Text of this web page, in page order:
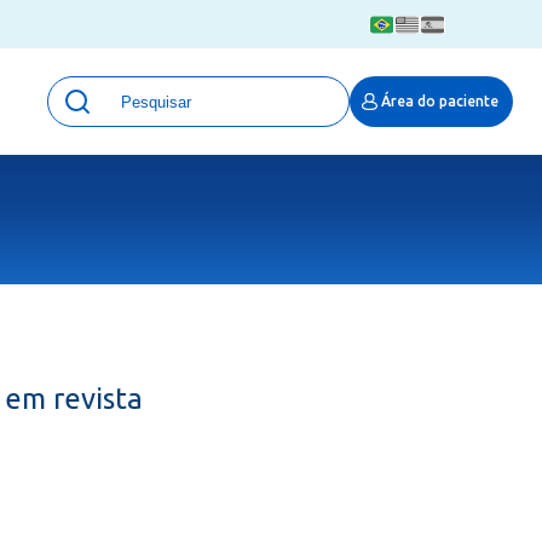
Área do paciente
Unidades
Qualidade e Segurança em saúde
revista